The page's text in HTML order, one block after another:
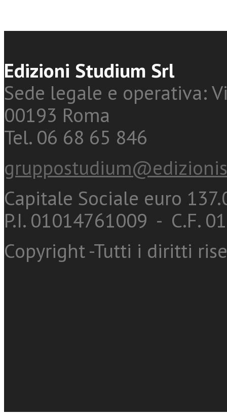
Edizioni Studium Srl
Sede legale e operativa:
00193 Roma
Tel. 06 68 65 846
Capitale Sociale euro
P.I. 01014761009 - C.F.
Copyright -Tutti i diritti